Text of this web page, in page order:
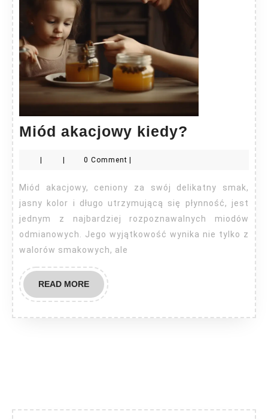
Miód akacjowy kiedy?
akacjowy
0 Comment
Miód akacjowy, ceniony za swój delikatny smak,
jasny kolor i długo utrzymującą się płynność, jest
jednym z najbardziej rozpoznawalnych miodów
odmianowych. Jego wyjątkowość wynika nie tylko z
walorów smakowych, ale
READ MOREREAD
MORE